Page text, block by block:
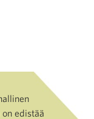
edistää